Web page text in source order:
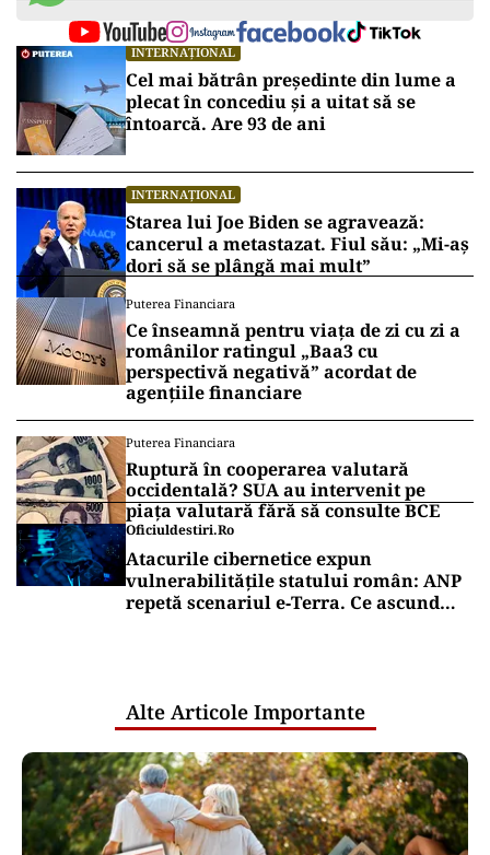
INTERNAȚIONAL
Cel mai bătrân președinte din lume a
plecat în concediu și a uitat să se
întoarcă. Are 93 de ani
INTERNAȚIONAL
Starea lui Joe Biden se agravează:
cancerul a metastazat. Fiul său: „Mi-aș
dori să se plângă mai mult”
Puterea Financiara
Ce înseamnă pentru viața de zi cu zi a
românilor ratingul „Baa3 cu
perspectivă negativă” acordat de
agențiile financiare
Puterea Financiara
Ruptură în cooperarea valutară
occidentală? SUA au intervenit pe
piața valutară fără să consulte BCE
Oficiuldestiri.ro
Atacurile cibernetice expun
vulnerabilitățile statului român: ANP
repetă scenariul e‑Terra. Ce ascund
Alte Articole Importante